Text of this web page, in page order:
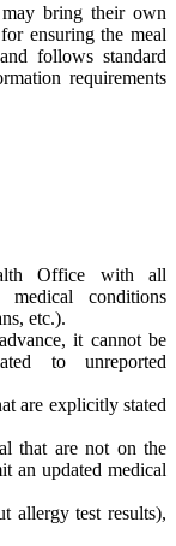
bring their own
ensuring the meal
follows standard
requirements
Office with all
conditions
etc.).
it cannot be
to unreported
are explicitly stated
that are not on the
an updated medical
allergy test results),